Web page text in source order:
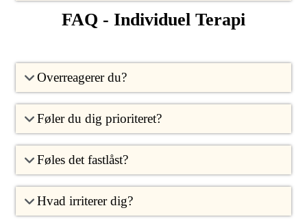
FAQ - Individuel Terapi
Overreagerer du?
Føler du dig prioriteret?
Føles det fastlåst?
Hvad irriterer dig?